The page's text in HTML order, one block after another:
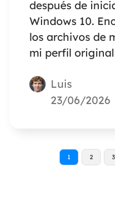
después de
Windows 10.
los archivos de
mi perfil
Hoy, he vuelto a
pero no he
temporal
desaparecido.
Luis
23/06/2026
1 2 3